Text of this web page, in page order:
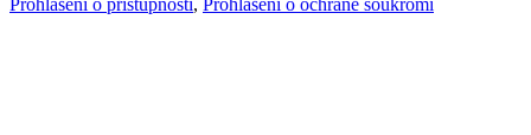
Prohlášení o přístupnosti, Prohlášení o ochraně soukromí